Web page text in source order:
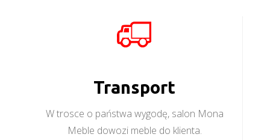
Transport
W trosce o państwa wygodę, salon Mona
Meble dowozi meble do klienta.